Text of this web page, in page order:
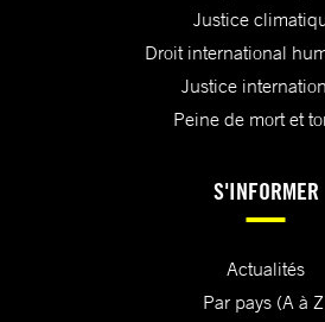
Justice
Droit international
Justice
Peine de mort et
S'INFORMER
Actualités
Par pays (A à